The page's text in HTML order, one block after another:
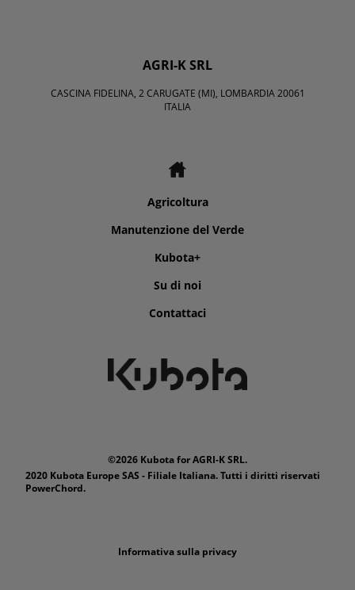
AGRI-K SRL
CASCINA FIDELINA, 2 CARUGATE (MI), LOMBARDIA 20061
ITALIA
Agricoltura
Manutenzione del Verde
Kubota+
Su di noi
Contattaci
©2026 Kubota for AGRI-K SRL.
2020 Kubota Europe SAS - Filiale Italiana. Tutti i diritti riservati
PowerChord.
Informativa sulla privacy